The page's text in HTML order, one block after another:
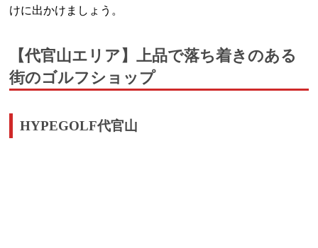
けに出かけましょう。
【代官山エリア】上品で落ち着きのある
街のゴルフショップ
HYPEGOLF代官山